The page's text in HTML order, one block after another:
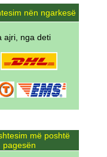
nën ngarkesë
ajri, nga deti
më poshtë
pagesën